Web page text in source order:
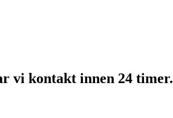
vi kontakt innen 24 timer.